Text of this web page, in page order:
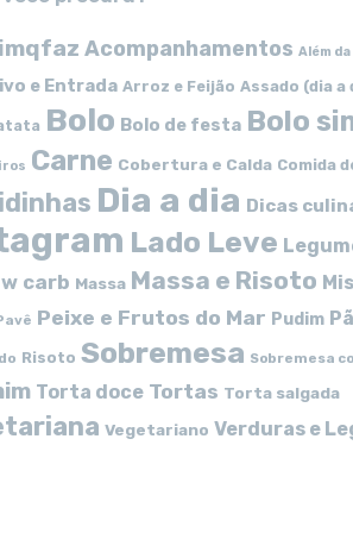
Acompanhamentos Além
e Entrada Arroz e Feijão Assado (dia a
Bolo Bolo de festa Bolo
Carne Cobertura e Calda Comida
Dia a dia Dicas
Lado Leve
carb Massa Massa e Risoto
Peixe e Frutos do Mar Pudim
Risoto Sobremesa Sobremesa
Torta doce Tortas Torta salgada
Vegetariano Verduras e